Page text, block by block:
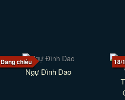
Đang chiếu
Ngự Đình Dao
18/